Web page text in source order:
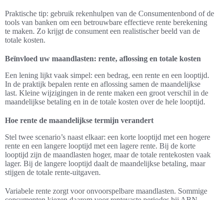
Praktische tip: gebruik rekenhulpen van de Consumentenbond of de
tools van banken om een betrouwbare effectieve rente berekening
te maken. Zo krijgt de consument een realistischer beeld van de
totale kosten.
Beïnvloed uw maandlasten: rente, aflossing en totale kosten
Een lening lijkt vaak simpel: een bedrag, een rente en een looptijd.
In de praktijk bepalen rente en aflossing samen de maandelijkse
last. Kleine wijzigingen in de rente maken een groot verschil in de
maandelijkse betaling en in de totale kosten over de hele looptijd.
Hoe rente de maandelijkse termijn verandert
Stel twee scenario’s naast elkaar: een korte looptijd met een hogere
rente en een langere looptijd met een lagere rente. Bij de korte
looptijd zijn de maandlasten hoger, maar de totale rentekosten vaak
lager. Bij de langere looptijd daalt de maandelijkse betaling, maar
stijgen de totale rente-uitgaven.
Variabele rente zorgt voor onvoorspelbare maandlasten. Sommige